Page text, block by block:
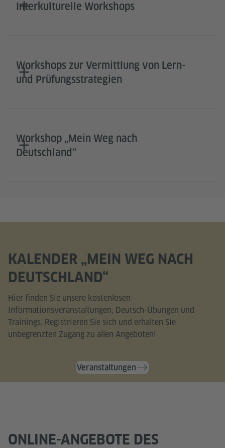
Interkulturelle Workshops
Workshops zur Vermittlung von Lern-
und Prüfungsstrategien
Workshop „Mein Weg nach
Deutschland“
KALENDER „MEIN WEG NACH
DEUTSCHLAND“
Hier finden Sie unsere kostenlosen
Informationsveranstaltungen, Deutsch-Übungen und
Trainings. Registrieren Sie sich und erhalten Sie
unbegrenzten Zugang zu allen Angeboten!
Veranstaltungen
ONLINE-ANGEBOTE DES